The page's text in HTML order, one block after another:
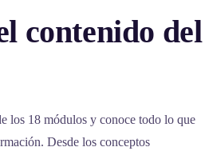
contenido del
los 18 módulos y conoce todo lo que
Desde los conceptos